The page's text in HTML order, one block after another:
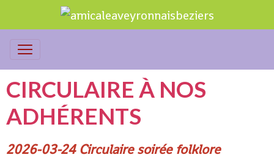
CIRCULAIRE À NOS
ADHÉRENTS
2026-03-24 Circulaire soirée folklore